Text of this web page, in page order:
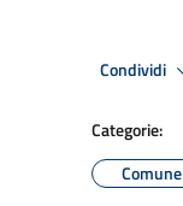
Condividi
Categorie:
Comune